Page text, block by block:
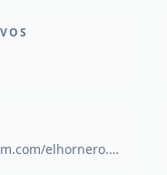
https://www.instagram.com/elhornero.parquizaciones?igsh=MXY5MmtrNjd3OHQxeQ==